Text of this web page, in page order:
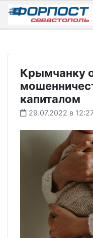
Skip
content
Крымчанку
капиталом
29.07.2022 в